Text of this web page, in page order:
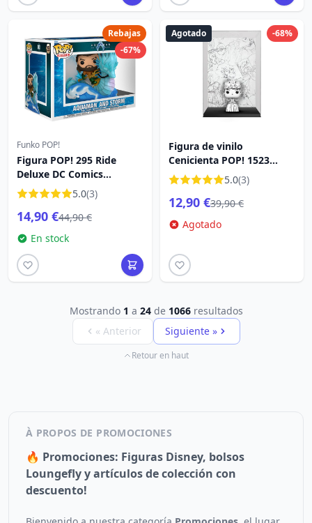
Rebajas
-67%
Funko POP!
Figura POP! 295 Ride
Deluxe DC Comics
Aquaman y el Reino
Perdido Aquaman en
Storm
5.0(3)
14,90 €44,90 €
En stock
-68%
Agotado
Figura de vinilo
Cenicienta POP! 1523
Comic Cover Sketched -
Cenicienta 9 cm
5.0(3)
12,90 €39,90 €
Agotado
Mostrando 1 a 24de 1066resultados
« Anterior
Siguiente »
Retour en haut
À PROPOS DE PROMOCIONES
🔥 Promociones: Figuras Disney, bolsos
Loungefly y artículos de colección con
descuento!